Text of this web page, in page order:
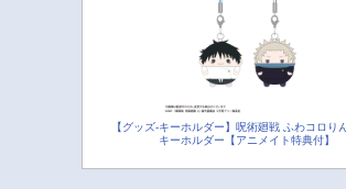
【グッズ-キーホルダー】呪術廻戦 ふわコロり
キーホルダー【アニメイト特典付】